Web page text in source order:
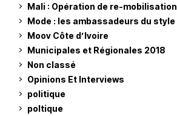
Mali : Opération de re-mobilisation
Mode : les ambassadeurs du style
Moov Côte d’Ivoire
Municipales et Régionales 2018
Non classé
Opinions Et Interviews
politique
poltique